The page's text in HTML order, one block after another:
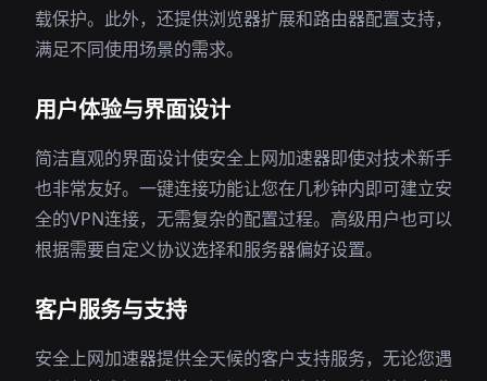
载保护。此外，还提供浏览器扩展和路由器配置支持，
满足不同使用场景的需求。
用户体验与界面设计
简洁直观的界面设计使安全上网加速器即使对技术新手
也非常友好。一键连接功能让您在几秒钟内即可建立安
全的VPN连接，无需复杂的配置过程。高级用户也可以
根据需要自定义协议选择和服务器偏好设置。
客户服务与支持
安全上网加速器提供全天候的客户支持服务，无论您遇